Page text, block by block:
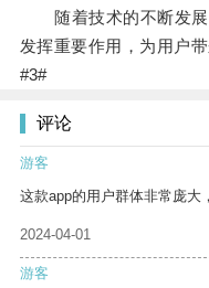
随着技术的不断发展
发挥重要作用，为用户
#3#
评论
游客
这款app的用户群体非常庞大
2024-04-01
游客